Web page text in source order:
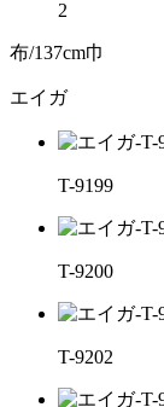
2
布/137cm巾
エイガ
T-9199
T-9200
T-9202